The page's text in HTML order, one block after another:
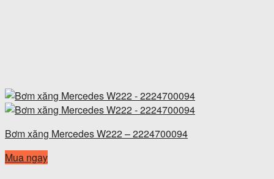
Bơm xăng Mercedes W222 – 2224700094
Mua ngay